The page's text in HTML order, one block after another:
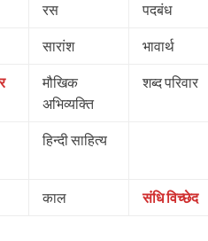
रस पदबंध
सारांश भावार्थ
मौखिक
अभिव्यक्ति
शब्द परिवार
हिन्दी साहित्य
काल संधि विच्छेद